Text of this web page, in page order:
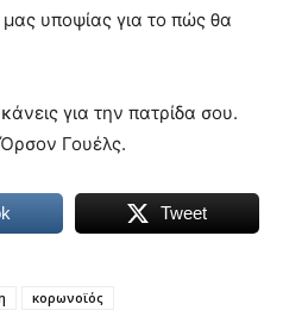
μας υποψίας για το πώς θα
για την πατρίδα σου.
Όρσον Γουέλς.
Tweet
κορωνοϊός